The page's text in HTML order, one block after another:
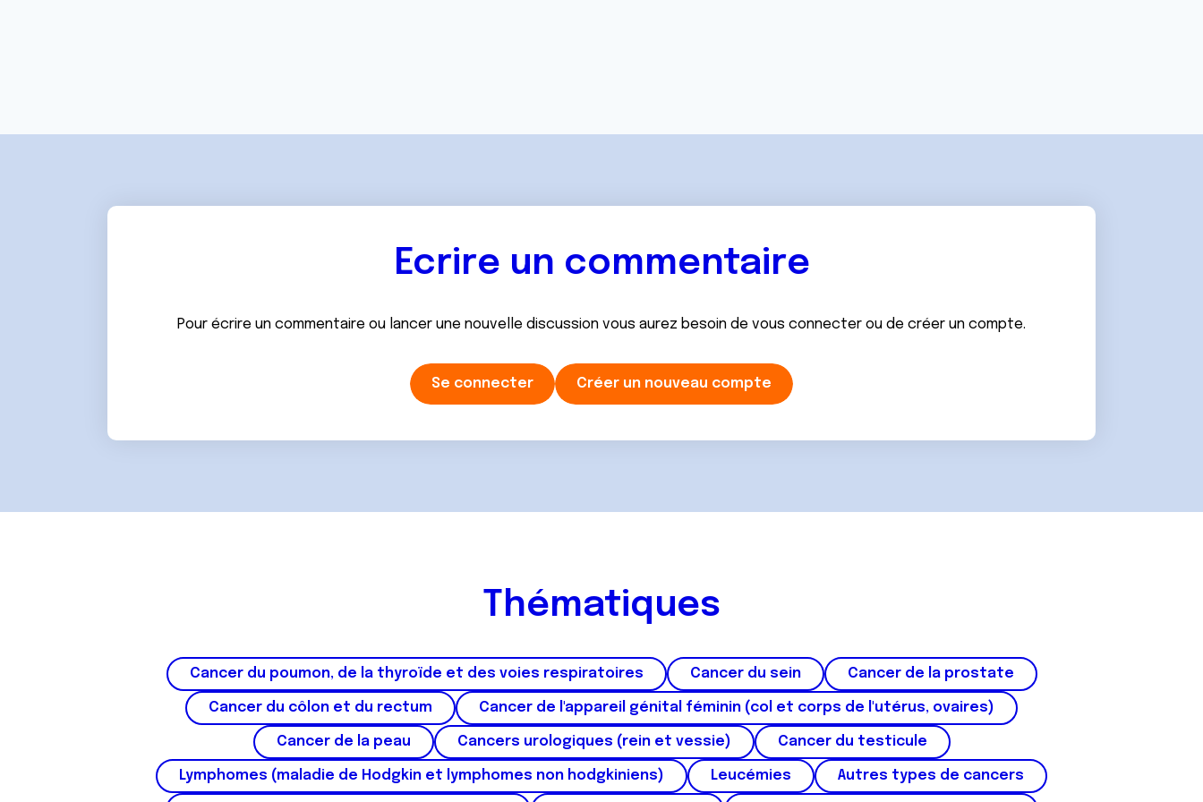
n
Ecrire un commentaire
Pour écrire un commentaire ou lancer une nouvelle discussion vous aurez besoin de vous connecter ou de créer un compte.
Se connecter Créer un nouveau compte
Thématiques
Cancer du poumon, de la thyroïde et des voies respiratoires Cancer du sein Cancer de la prostate
Cancer du côlon et du rectum Cancer de l'appareil génital féminin (col et corps de l'utérus, ovaires)
Cancer de la peau Cancers urologiques (rein et vessie) Cancer du testicule
Lymphomes (maladie de Hodgkin et lymphomes non hodgkiniens) Leucémies Autres types de cancers